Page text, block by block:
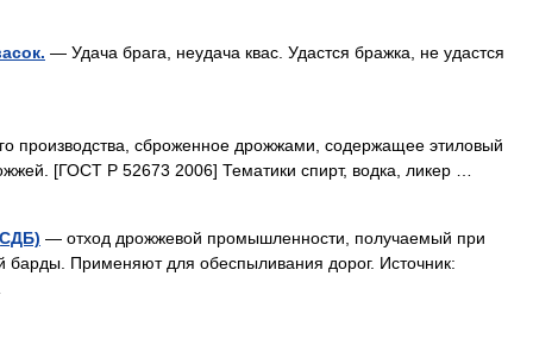
— Удача брага, неудача квас. Удастся бражка, не удастся
производства, сброженное дрожжами, содержащее этиловый
[ГОСТ Р 52673 2006] Тематики спирт, водка, ликер …
— отход дрожжевой промышленности, получаемый при
барды. Применяют для обеспыливания дорог. Источник: